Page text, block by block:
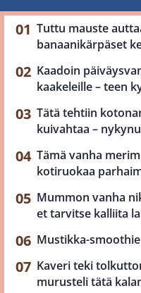
Tuttu mauste
banaanikärpäset
Kaadoin
kaakeleille – teen
Tätä tehtiin
kuivahtaa –
Tämä vanha
kotiruokaa
Mummon vanha
et tarvitse kalliita
Mustikka-
Kaveri teki
murusteli tätä